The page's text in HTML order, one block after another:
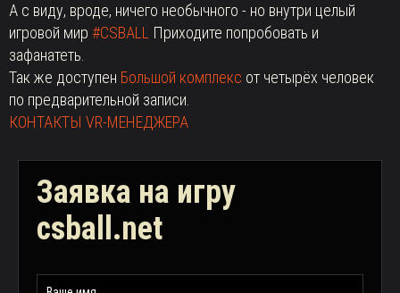
А с виду, вроде, ничего необычного - но внутри целый
игровой мир #CSBALL Приходите попробовать и
зафанатеть.
Так же доступен Большой комплекс от четырёх человек
по предварительной записи.
КОНТАКТЫ VR-МЕНЕДЖЕРА
Заявка на игру
csball.net